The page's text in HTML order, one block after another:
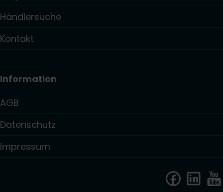
Händlersuche
Kontakt
Information
AGB
Datenschutz
Impressum